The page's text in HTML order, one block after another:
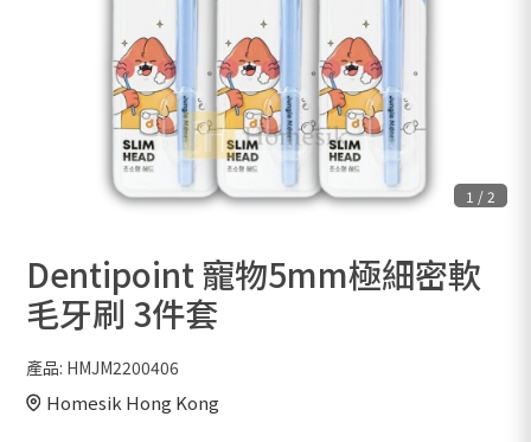
1 /2
Dentipoint 寵物5mm極細密軟
毛牙刷 3件套
產品: HMJM2200406
Homesik Hong Kong